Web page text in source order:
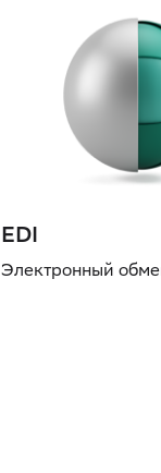
EDI
Электронный